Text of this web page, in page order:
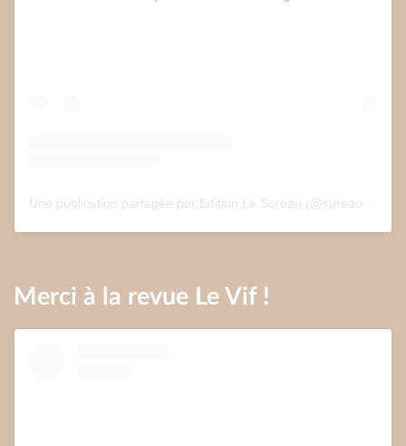
Merci à la revue Le Vif !